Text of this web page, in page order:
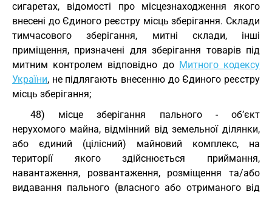
сигаретах, відомості про місцезнаходження якого
внесені до Єдиного реєстру місць зберігання. Склади
тимчасового зберігання, митні склади, інші
приміщення, призначені для зберігання товарів під
митним контролем відповідно до Митного кодексу
України, не підлягають внесенню до Єдиного реєстру
місць зберігання;
48) місце зберігання пального - об’єкт
нерухомого майна, відмінний від земельної ділянки,
або єдиний (цілісний) майновий комплекс, на
території якого здійснюється приймання,
навантаження, розвантаження, розміщення та/або
видавання пального (власного або отриманого від